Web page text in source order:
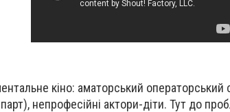
кіно: аматорський
непрофесійні актори-діти. Тут до